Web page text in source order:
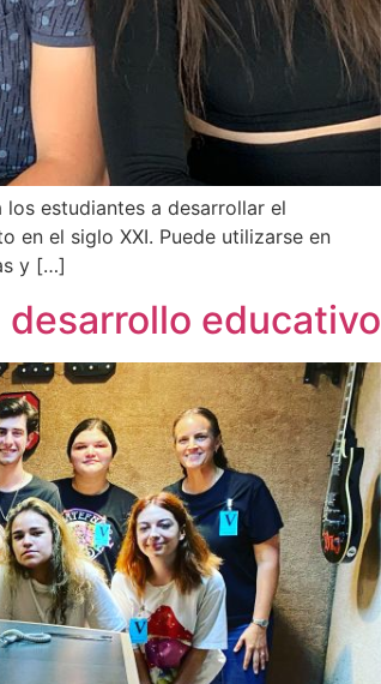
estudiantes a desarrollar el
en el siglo XXI. Puede utilizarse en
y […]
educativo